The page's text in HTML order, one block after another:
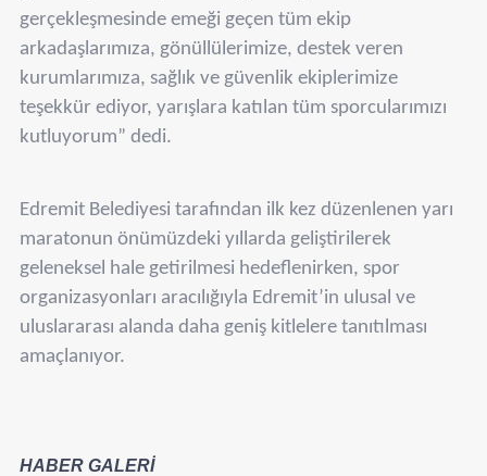
gerçekleşmesinde emeği geçen tüm ekip
arkadaşlarımıza, gönüllülerimize, destek veren
kurumlarımıza, sağlık ve güvenlik ekiplerimize
teşekkür ediyor, yarışlara katılan tüm sporcularımızı
kutluyorum” dedi.
Edremit Belediyesi tarafından ilk kez düzenlenen yarı
maratonun önümüzdeki yıllarda geliştirilerek
geleneksel hale getirilmesi hedeflenirken, spor
organizasyonları aracılığıyla Edremit’in ulusal ve
uluslararası alanda daha geniş kitlelere tanıtılması
amaçlanıyor.
HABER GALERİ